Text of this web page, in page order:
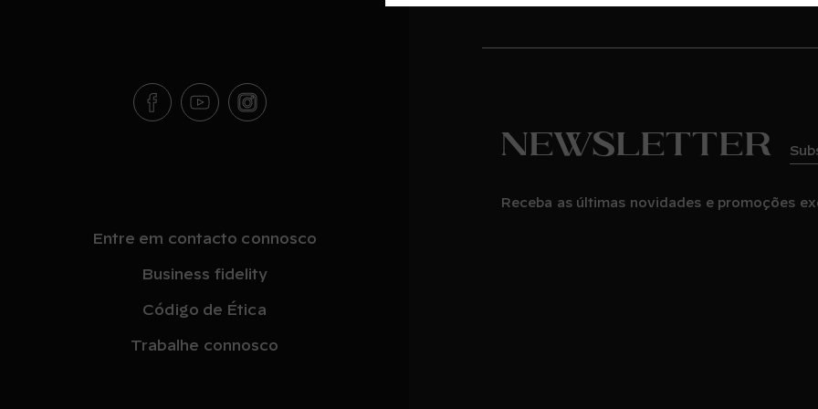
Entre em contacto connosco
Business fidelity
Código de Ética
Trabalhe connosco
Newsletter
Receba as últimas novidades e promoções